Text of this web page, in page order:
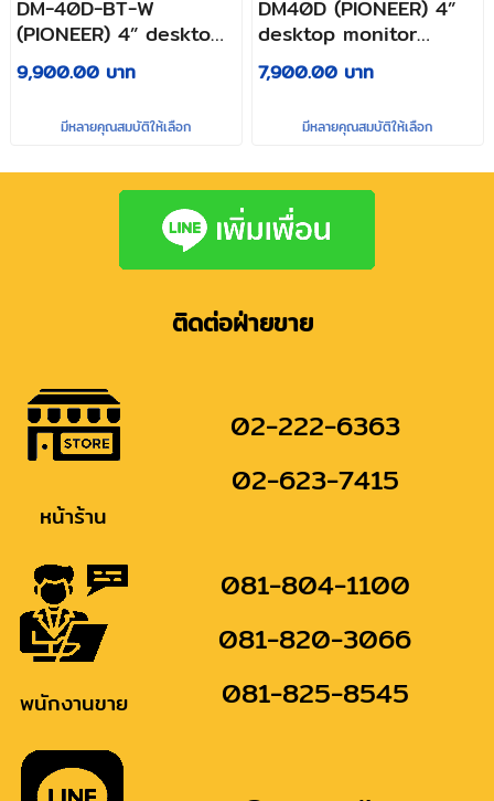
DM-40D-BT-W
(PIONEER) 4” desktop
monitor system with
Bluetooth®
(Black/White)
9,900.00 บาท
มีหลายคุณสมบัติให้เลือก
DM40D (PIONEER) 4”
desktop monitor
system
7,900.00 บาท
มีหลายคุณสมบัติให้เลือก
ติดต่อฝ่ายขาย
หน้าร้าน
02-222-6363
02-623-7415
พนักงานขาย
081-804-1100
081-820-3066
081-825-8545